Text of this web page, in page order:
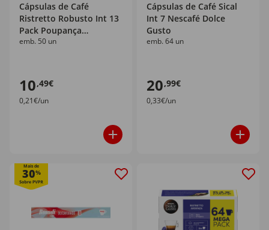
Cápsulas de Café
Ristretto Robusto Int 13
Pack Poupança
Continente
emb. 50 un
10,49€
0,21€/un
Cápsulas de Café Sical
Int 7 Nescafé Dolce
Gusto
emb. 64 un
20,99€
0,33€/un
Mais de
30%